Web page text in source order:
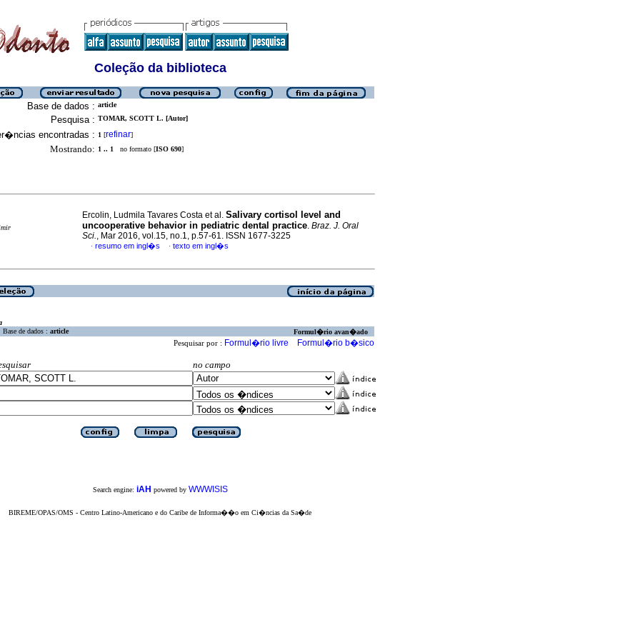
Coleção da biblioteca
Base de dados : article
Pesquisa : TOMAR, SCOTT L. [Autor]
encontradas : 1 [refinar]
Mostrando: 1 .. 1 no formato [ISO 690]
Ercolin, Ludmila Tavares Costa et al. Salivary cortisol level and
uncooperative behavior in pediatric dental practice. Braz. J. Oral
Sci., Mar 2016, vol.15, no.1, p.57-61. ISSN 1677-3225
· resumo em ingl�s · texto em ingl�s
Base de dados : article Formul�rio avan�ado
Pesquisar por : Formul�rio livre Formul�rio b�sico
no campo
Search engine: iAH powered by WWWISIS
BIREME/OPAS/OMS - Centro Latino-Americano e do Caribe de Informa��o em Ci�ncias da Sa�de